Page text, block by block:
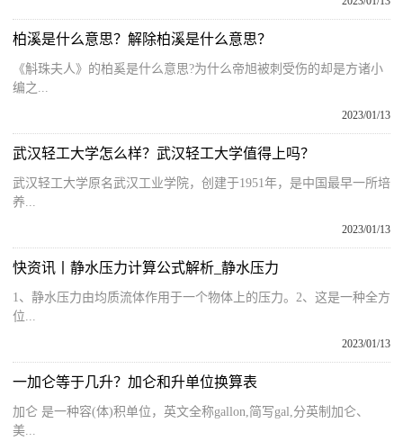
柏溪是什么意思？解除柏溪是什么意思？
《斛珠夫人》的柏奚是什么意思?为什么帝旭被刺受伤的却是方诸小
编之...
2023/01/13
武汉轻工大学怎么样？武汉轻工大学值得上吗？
武汉轻工大学原名武汉工业学院，创建于1951年，是中国最早一所培
养...
2023/01/13
快资讯丨静水压力计算公式解析_静水压力
1、静水压力由均质流体作用于一个物体上的压力。2、这是一种全方
位...
2023/01/13
一加仑等于几升？加仑和升单位换算表
加仑 是一种容(体)积单位，英文全称gallon,简写gal,分英制加仑、
美...